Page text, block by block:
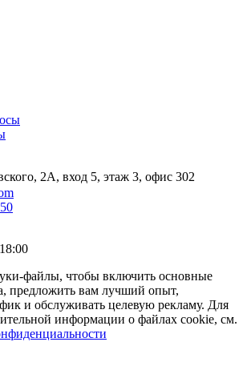
2А, вход 5, этаж 3, офис 302
файлы, чтобы включить основные
предложить вам лучший опыт,
и обслуживать целевую рекламу. Для
информации о файлах cookie, см.